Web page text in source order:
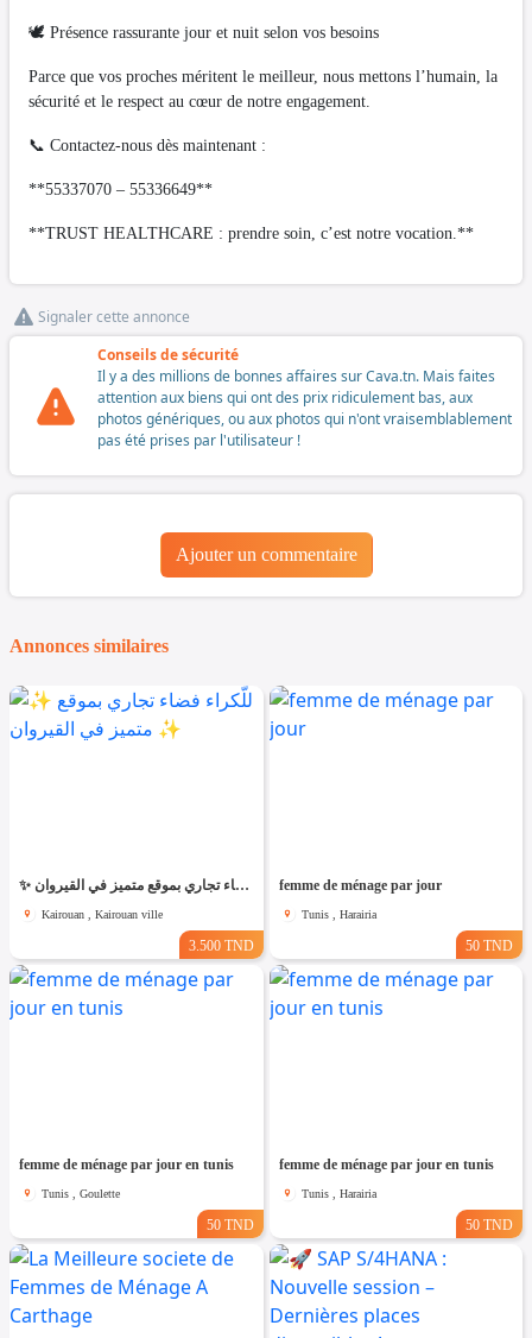
🕊️ Présence rassurante jour et nuit selon vos besoins
Parce que vos proches méritent le meilleur, nous mettons l’humain, la
sécurité et le respect au cœur de notre engagement.
📞 Contactez-nous dès maintenant :
**55337070 – 55336649**
**TRUST HEALTHCARE : prendre soin, c’est notre vocation.**
Signaler cette annonce
Conseils de sécurité
Il y a des millions de bonnes affaires sur Cava.tn. Mais faites
attention aux biens qui ont des prix ridiculement bas, aux
photos génériques, ou aux photos qui n'ont vraisemblablement
pas été prises par l'utilisateur !
Ajouter un commentaire
Annonces similaires
✨ للّكراء فضاء تجاري بموقع متميز في القيروان ✨
Kairouan , Kairouan ville
3.500 TND
femme de ménage par jour
Tunis , Harairia
50 TND
femme de ménage par jour en tunis
Tunis , Goulette
50 TND
femme de ménage par jour en tunis
Tunis , Harairia
50 TND